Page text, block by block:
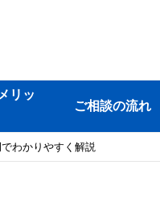
リッ
ご相談の流れ
わかりやすく解説